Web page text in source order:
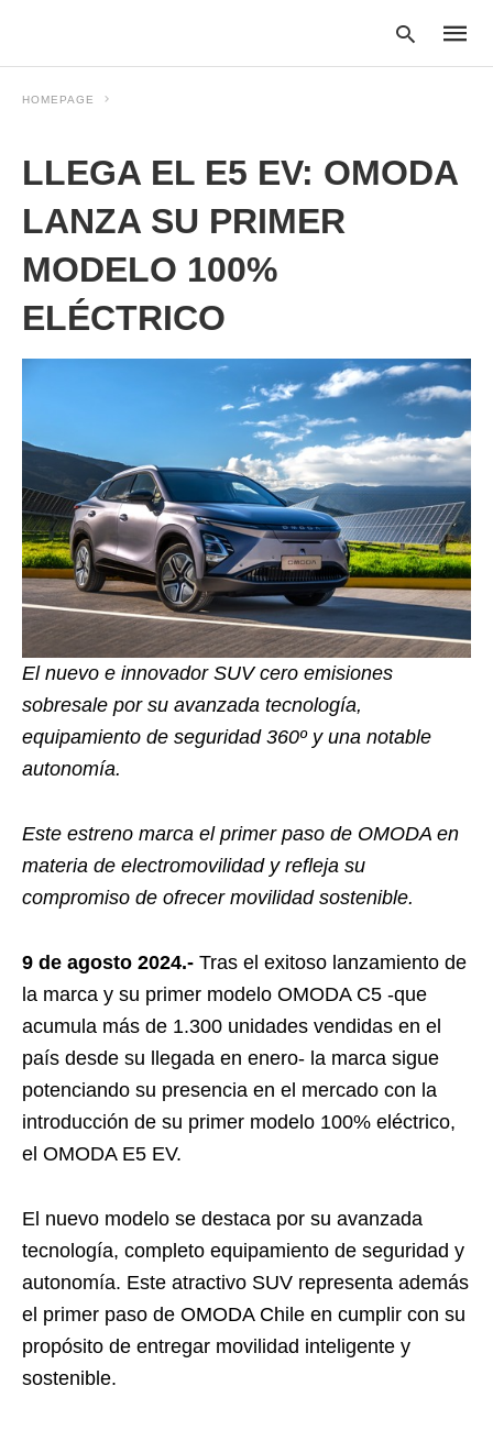
Type
your
HOMEPAGE
LLEGA EL E5 EV: OMODA
LANZA SU PRIMER
MODELO 100%
ELÉCTRICO
El nuevo e innovador SUV cero emisiones
sobresale por su avanzada tecnología,
equipamiento de seguridad 360º y una notable
autonomía.
Este estreno marca el primer paso de OMODA en
materia de electromovilidad y refleja su
compromiso de ofrecer movilidad sostenible.
9 de agosto 2024.- Tras el exitoso lanzamiento de
la marca y su primer modelo OMODA C5 -que
acumula más de 1.300 unidades vendidas en el
país desde su llegada en enero- la marca sigue
potenciando su presencia en el mercado con la
introducción de su primer modelo 100% eléctrico,
el OMODA E5 EV.
El nuevo modelo se destaca por su avanzada
tecnología, completo equipamiento de seguridad y
autonomía. Este atractivo SUV representa además
el primer paso de OMODA Chile en cumplir con su
propósito de entregar movilidad inteligente y
sostenible.